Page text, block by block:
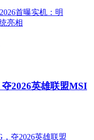
2026英雄联盟MSI